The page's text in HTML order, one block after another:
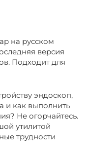
на русском
версия
Подходит для
эндоскоп,
и как выполнить
Не огорчайтесь.
утилитой
трудности